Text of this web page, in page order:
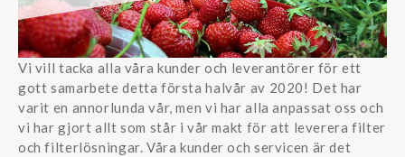
Vi vill tacka alla våra kunder och leverantörer för ett
gott samarbete detta första halvår av 2020! Det har
varit en annorlunda vår, men vi har alla anpassat oss och
vi har gjort allt som står i vår makt för att leverera filter
och filterlösningar. Våra kunder och servicen är det